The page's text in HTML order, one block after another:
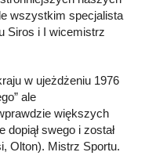
wszystkim specjalista
Siros i I wicemistrz
w ujeżdżeniu 1976
ale
większych
swego i został
Olton). Mistrz Sportu.